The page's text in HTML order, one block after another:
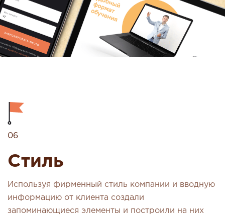
06
Стиль
Используя фирменный стиль компании и вводную
информацию от клиента создали
запоминающиеся элементы и построили на них